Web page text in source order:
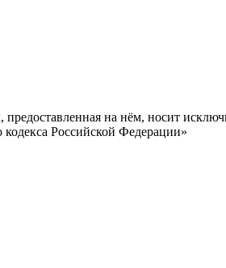
на нём, носит
Российской Федерации»